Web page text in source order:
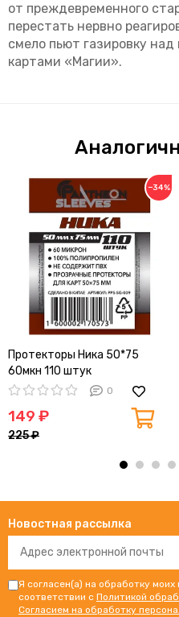
от преждевременного
перестать нервно
смело пьют газировку
картами «Магии».
−34%
Протекторы Ника 50*75
60мкн 110 штук
0
149 ₽
225 ₽
Новостная рассылка
Я согласен(а) на обработку
соответствии с Политикой
Согласием на обработку